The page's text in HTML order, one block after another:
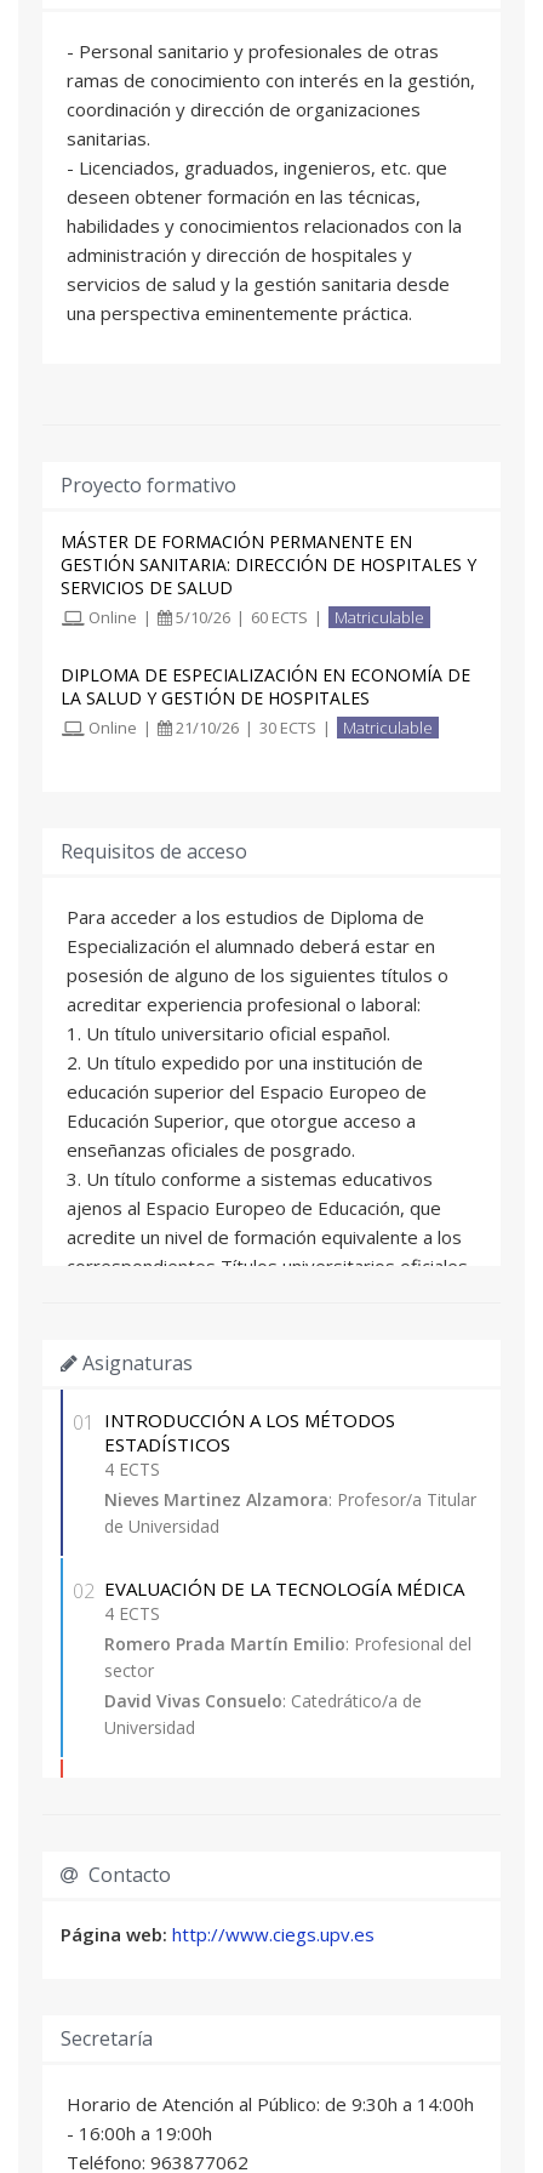
- Personal sanitario y profesionales de otras
ramas de conocimiento con interés en la gestión,
coordinación y dirección de organizaciones
sanitarias.
- Licenciados, graduados, ingenieros, etc. que
deseen obtener formación en las técnicas,
habilidades y conocimientos relacionados con la
administración y dirección de hospitales y
servicios de salud y la gestión sanitaria desde
una perspectiva eminentemente práctica.
Proyecto formativo
MÁSTER DE FORMACIÓN PERMANENTE EN
GESTIÓN SANITARIA: DIRECCIÓN DE HOSPITALES Y
SERVICIOS DE SALUD
Online | 5/10/26 | 60 ECTS | Matriculable
DIPLOMA DE ESPECIALIZACIÓN EN ECONOMÍA DE
LA SALUD Y GESTIÓN DE HOSPITALES
Online | 21/10/26 | 30 ECTS | Matriculable
Requisitos de acceso
Para acceder a los estudios de Diploma de
Especialización el alumnado deberá estar en
posesión de alguno de los siguientes títulos o
acreditar experiencia profesional o laboral:
1. Un título universitario oficial español.
2. Un título expedido por una institución de
educación superior del Espacio Europeo de
Educación Superior, que otorgue acceso a
enseñanzas oficiales de posgrado.
3. Un título conforme a sistemas educativos
ajenos al Espacio Europeo de Educación, que
acredite un nivel de formación equivalente a los
correspondientes Títulos universitarios oficiales
de postgrado.
4. Un título de Diploma de grado propio
expedido por la Universitat Politècnica de
València o por otras universidades con las que
exista mutuo reconocimiento de dicha titulación.
5. Experiencia laboral o profesional con nivel
competencial equivalente a la formación
Excepcionalmente se admitirán con la
consideración de matrícula provisional,
estudiantes de las titulaciones de grado que
tengan pendiente superar como máximo 30
ECTS (incluido el Proyecto Final de Carrera, no
pudiendo optar a la expedición de su Título
Asignaturas
01
INTRODUCCIÓN A LOS MÉTODOS
ESTADÍSTICOS
4 ECTS
Nieves Martinez Alzamora: Profesor/a Titular
de Universidad
02 EVALUACIÓN DE LA TECNOLOGÍA MÉDICA
4 ECTS
Romero Prada Martín Emilio: Profesional del
sector
David Vivas Consuelo: Catedrático/a de
Universidad
Fernando Gomez Pajares
Antonio Ruiz Hontangas
4 ECTS
sector
David Vivas Consuelo
Universidad
Contacto
Página web: http://www.ciegs.upv.es
Secretaría
Horario de Atención al Público: de 9:30h a 14:00h
- 16:00h a 19:00h
Teléfono: 963877062